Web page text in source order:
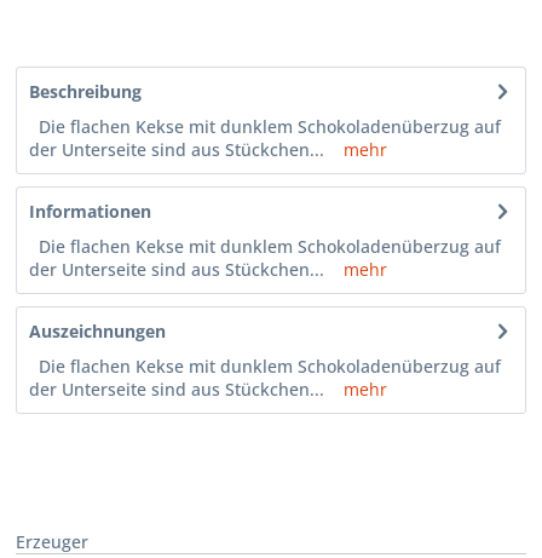
Beschreibung
Die flachen Kekse mit dunklem Schokoladenüberzug auf
der Unterseite sind aus Stückchen...
mehr
Informationen
Die flachen Kekse mit dunklem Schokoladenüberzug auf
der Unterseite sind aus Stückchen...
mehr
Auszeichnungen
Die flachen Kekse mit dunklem Schokoladenüberzug auf
der Unterseite sind aus Stückchen...
mehr
Erzeuger